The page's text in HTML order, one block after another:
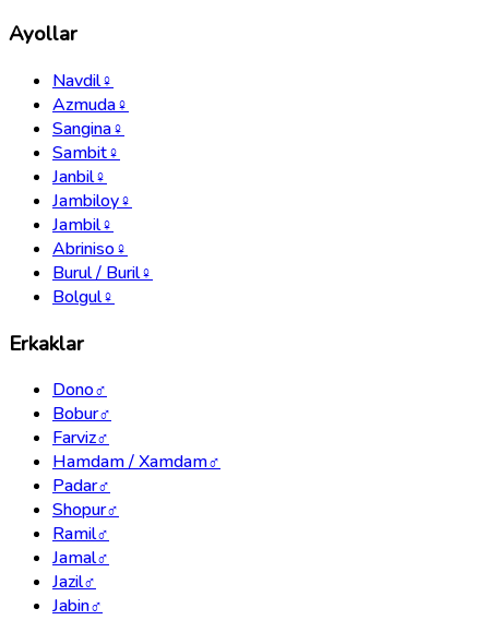
Ayollar
Navdil♀
Azmuda♀
Sangina♀
Sambit♀
Janbil♀
Jambiloy♀
Jambil♀
Abriniso♀
Burul / Buril♀
Bolgul♀
Erkaklar
Dono♂
Bobur♂
Farviz♂
Hamdam / Xamdam♂
Padar♂
Shopur♂
Ramil♂
Jamal♂
Jazil♂
Jabin♂